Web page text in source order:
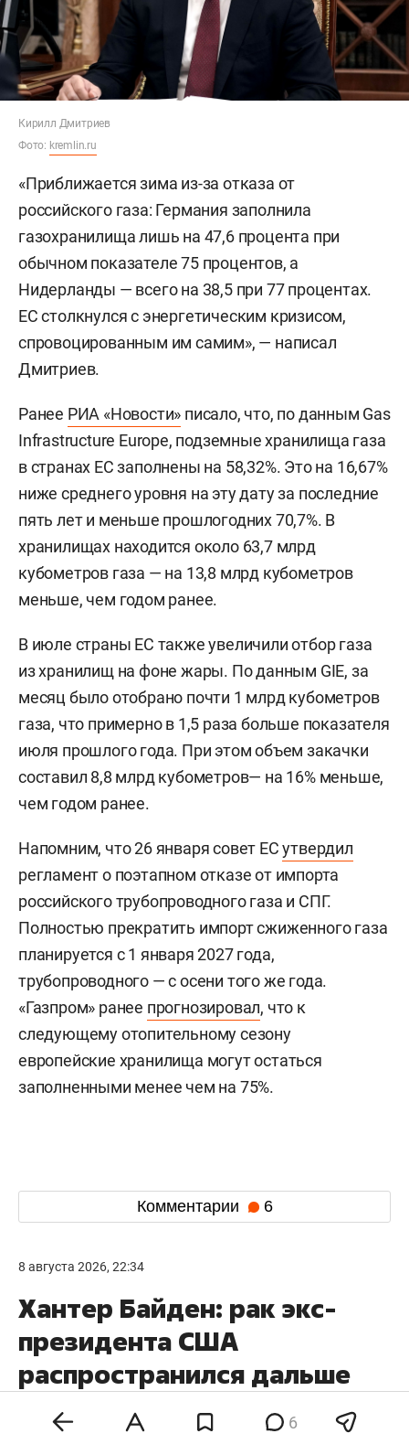
Кирилл Дмитриев
Фото: kremlin.ru
«Приближается зима из-за отказа от
российского газа: Германия заполнила
газохранилища лишь на 47,6 процента при
обычном показателе 75 процентов, а
Нидерланды — всего на 38,5 при 77 процентах.
ЕС столкнулся с энергетическим кризисом,
спровоцированным им самим», — написал
Дмитриев.
Ранее РИА «Новости» писало, что, по данным Gas
Infrastructure Europe, подземные хранилища газа
в странах ЕС заполнены на 58,32%. Это на 16,67%
ниже среднего уровня на эту дату за последние
пять лет и меньше прошлогодних 70,7%. В
хранилищах находится около 63,7 млрд
кубометров газа — на 13,8 млрд кубометров
меньше, чем годом ранее.
В июле страны ЕС также увеличили отбор газа
из хранилищ на фоне жары. По данным GIE, за
месяц было отобрано почти 1 млрд кубометров
газа, что примерно в 1,5 раза больше показателя
июля прошлого года. При этом объем закачки
составил 8,8 млрд кубометров— на 16% меньше,
чем годом ранее.
Напомним, что 26 января совет ЕСутвердил
регламент о поэтапном отказе от импорта
российского трубопроводного газа и СПГ.
Полностью прекратить импорт сжиженного газа
планируется с 1 января 2027 года,
трубопроводного — с осени того же года.
«Газпром» ранее прогнозировал, что к
следующему отопительному сезону
европейские хранилища могут остаться
заполненными менее чем на 75%.
Комментарии 6
8 августа 2026, 22:34
Хантер Байден: рак экс-
президента США
распространился дальше
костей
6